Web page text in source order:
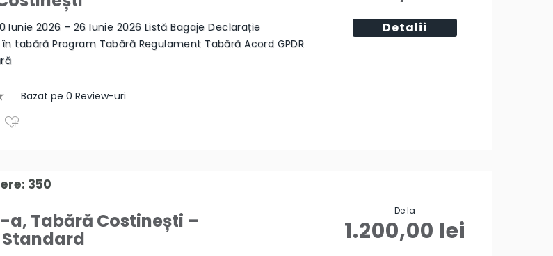
Iunie 2026 – 26 Iunie 2026 Listă Bagaje Declarație
tabără Program Tabără Regulament Tabără Acord GPDR
Bazat pe 0 Review-uri
Detalii
350
a, Tabără Costinești – De la
1.200,00 lei